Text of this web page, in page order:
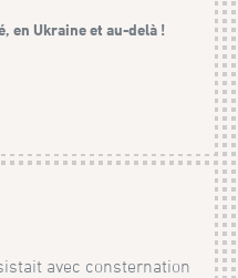
en Ukraine et au-delà !
avec consternation